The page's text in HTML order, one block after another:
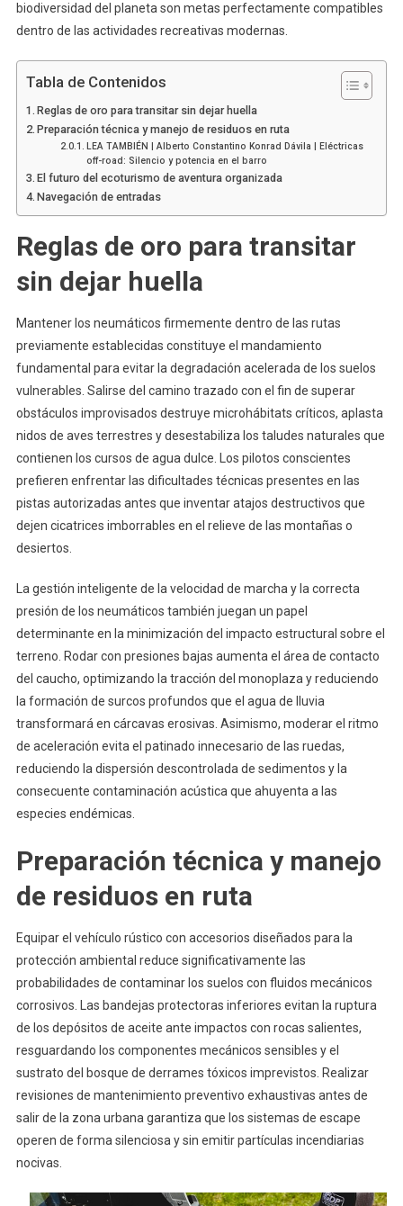
biodiversidad del planeta son metas perfectamente compatibles
dentro de las actividades recreativas modernas.
Tabla de Contenidos
Reglas de oro para transitar sin dejar huella
Preparación técnica y manejo de residuos en ruta
LEA TAMBIÉN | Alberto Constantino Konrad Dávila | Eléctricas
off-road: Silencio y potencia en el barro
El futuro del ecoturismo de aventura organizada
Navegación de entradas
Reglas de oro para transitar
sin dejar huella
Mantener los neumáticos firmemente dentro de las rutas
previamente establecidas constituye el mandamiento
fundamental para evitar la degradación acelerada de los suelos
vulnerables. Salirse del camino trazado con el fin de superar
obstáculos improvisados destruye microhábitats críticos, aplasta
nidos de aves terrestres y desestabiliza los taludes naturales que
contienen los cursos de agua dulce. Los pilotos conscientes
prefieren enfrentar las dificultades técnicas presentes en las
pistas autorizadas antes que inventar atajos destructivos que
dejen cicatrices imborrables en el relieve de las montañas o
desiertos.
La gestión inteligente de la velocidad de marcha y la correcta
presión de los neumáticos también juegan un papel
determinante en la minimización del impacto estructural sobre el
terreno. Rodar con presiones bajas aumenta el área de contacto
del caucho, optimizando la tracción del monoplaza y reduciendo
la formación de surcos profundos que el agua de lluvia
transformará en cárcavas erosivas. Asimismo, moderar el ritmo
de aceleración evita el patinado innecesario de las ruedas,
reduciendo la dispersión descontrolada de sedimentos y la
consecuente contaminación acústica que ahuyenta a las
especies endémicas.
Preparación técnica y manejo
de residuos en ruta
Equipar el vehículo rústico con accesorios diseñados para la
protección ambiental reduce significativamente las
probabilidades de contaminar los suelos con fluidos mecánicos
corrosivos. Las bandejas protectoras inferiores evitan la ruptura
de los depósitos de aceite ante impactos con rocas salientes,
resguardando los componentes mecánicos sensibles y el
sustrato del bosque de derrames tóxicos imprevistos. Realizar
revisiones de mantenimiento preventivo exhaustivas antes de
salir de la zona urbana garantiza que los sistemas de escape
operen de forma silenciosa y sin emitir partículas incendiarias
nocivas.